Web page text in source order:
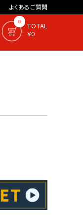
よくあるご質問
0
TOTAL
￥0